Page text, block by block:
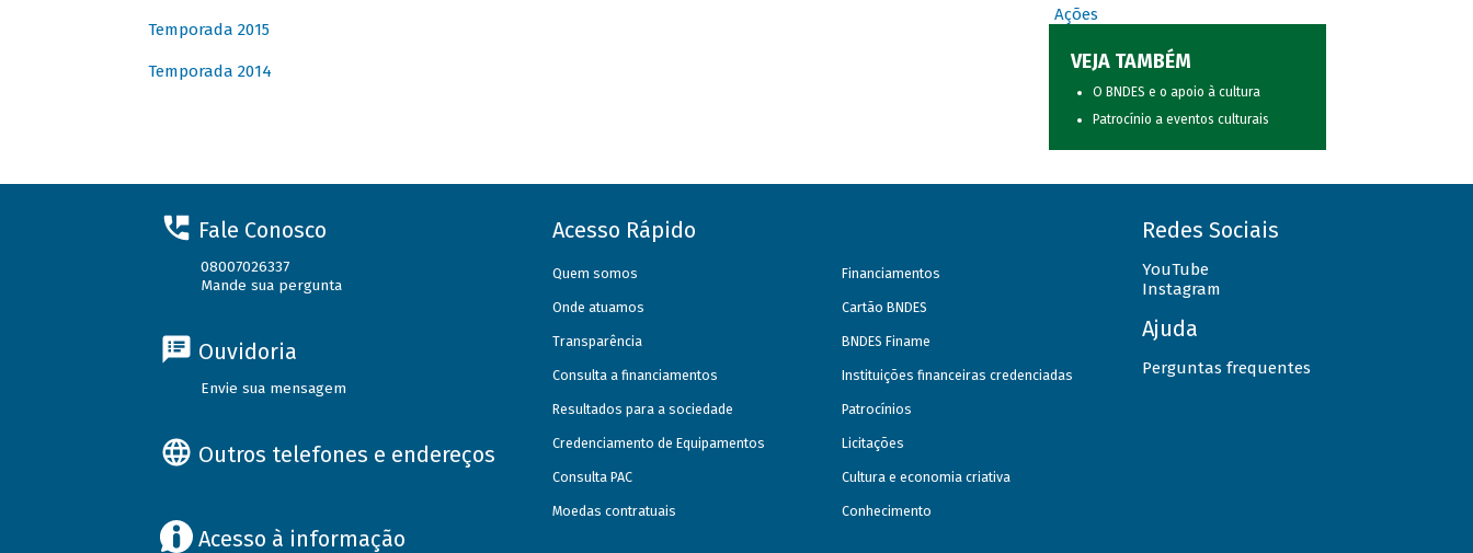
Temporada 2015
Temporada 2014
Ações
VEJA TAMBÉM
O BNDES e o apoio à cultura
Patrocínio a eventos culturais
Fale Conosco
08007026337
Mande sua pergunta
Ouvidoria
Envie sua mensagem
Outros telefones e endereços
Acesso à informação
Acesso Rápido
Quem somos
Onde atuamos
Transparência
Consulta a financiamentos
Resultados para a sociedade
Credenciamento de Equipamentos
Consulta PAC
Moedas contratuais
Financiamentos
Cartão BNDES
BNDES Finame
Instituições financeiras credenciadas
Patrocínios
Licitações
Cultura e economia criativa
Conhecimento
Redes Sociais
YouTube
Instagram
Ajuda
Perguntas frequentes